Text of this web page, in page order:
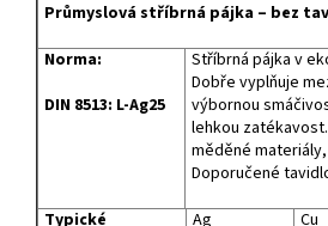
Průmyslová stříbrná pájka – bez
Norma:
DIN 8513: L-Ag25
Stříbrná pájka v
Dobře vyplňuje
výbornou
lehkou
měděné
Doporučené
Typické
Ag Cu